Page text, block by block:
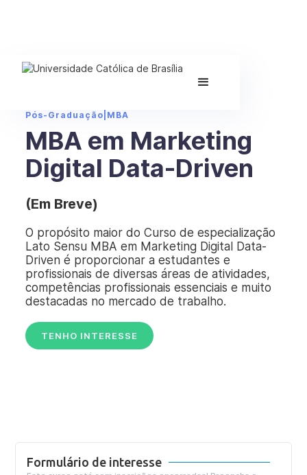
Pós-Graduação MBA
MBA em Marketing
Digital Data-Driven
(Em Breve)
O propósito maior do Curso de especialização
Lato Sensu MBA em Marketing Digital Data-
Driven é proporcionar a estudantes e
profissionais de diversas áreas de atividades,
competências profissionais essenciais e muito
destacadas no mercado de trabalho.
TENHO INTERESSE
Formulário de interesse